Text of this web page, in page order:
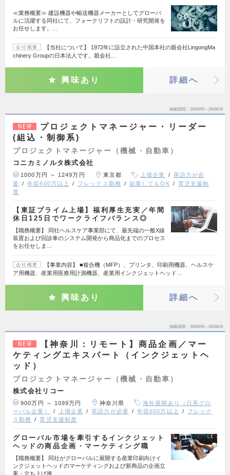
≪業務概要≫ 建設機器や輸送機器メーカーとしてグローバ
ルに活躍する同社にて、フォークリフトの設計・研究開発を
お任せします。…
会社概要
【当社について】 1972年に設立された中国本社の親会社LingongMa
chinery Groupの日本法人です。親会社…
興味あり 詳細へ
掲載期間 26/08/06～26/08/19
NEW
プロジェクトマネージャー・リーダー
(組込・制御系)
プロジェクトマネージャー（機械・自動車）
コニカミノルタ株式会社
1000万円 ～ 1249万円 東京都 上場企業
英語力が必
要
年収600万以上 フレックス勤務 副業してもOK
育児支援制
度
【東証プライム上場】福利厚生充実／年間
休日125日でワークライフバランス◎
【職務概要】 同社ヘルスケア事業部にて、最先端の一般X線
装置および回診車のシステム開発から商品化までのプロセス
をお任せしま…
会社概要
【事業内容】 ■複合機（MFP）、プリンタ、印刷用機器、ヘルスケ
ア用機器、産業用医療用計測機器、産業用インクジェットヘッド…
興味あり 詳細へ
掲載期間 26/08/06～26/08/19
NEW
【神奈川：リモート】商品企画／マー
ケティングエキスパート（インクジェットヘ
ッド）
プロジェクトマネージャー（機械・自動車）
株式会社リコー
900万円 ～ 1099万円 神奈川県
海外展開あり（日系グロ
ーバル企業）
上場企業 英語力が必要 年収600万以上
フレック
ス勤務
育児支援制度
グローバル市場を牽引するインクジェット
ヘッドの商品企画・マーケティング職
【職務概要】 同社がグローバルに展開する産業印刷向けイ
ンクジェットヘッドのマーケティングおよび新商品の企画立
案・立ち上げ推…